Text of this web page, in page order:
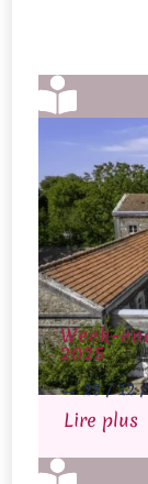

Week-
2025
→28 / 12
Lire plus